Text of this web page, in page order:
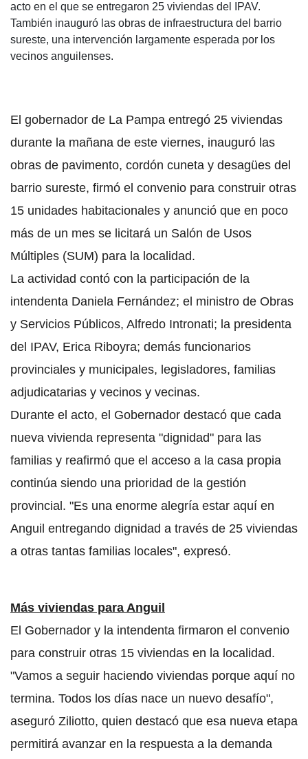
acto en el que se entregaron 25 viviendas del IPAV.
También inauguró las obras de infraestructura del barrio
sureste, una intervención largamente esperada por los
vecinos anguilenses.
El gobernador de La Pampa entregó 25 viviendas
durante la mañana de este viernes, inauguró las
obras de pavimento, cordón cuneta y desagües del
barrio sureste, firmó el convenio para construir otras
15 unidades habitacionales y anunció que en poco
más de un mes se licitará un Salón de Usos
Múltiples (SUM) para la localidad.
La actividad contó con la participación de la
intendenta Daniela Fernández; el ministro de Obras
y Servicios Públicos, Alfredo Intronati; la presidenta
del IPAV, Erica Riboyra; demás funcionarios
provinciales y municipales, legisladores, familias
adjudicatarias y vecinos y vecinas.
Durante el acto, el Gobernador destacó que cada
nueva vivienda representa "dignidad" para las
familias y reafirmó que el acceso a la casa propia
continúa siendo una prioridad de la gestión
provincial. "Es una enorme alegría estar aquí en
Anguil entregando dignidad a través de 25 viviendas
a otras tantas familias locales", expresó.
Más viviendas para Anguil
El Gobernador y la intendenta firmaron el convenio
para construir otras 15 viviendas en la localidad.
"Vamos a seguir haciendo viviendas porque aquí no
termina. Todos los días nace un nuevo desafío",
aseguró Ziliotto, quien destacó que esa nueva etapa
permitirá avanzar en la respuesta a la demanda